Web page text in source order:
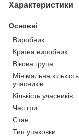
Характеристики
Основні
Виробник
Країна виробник
Вікова група
Мінімальна кількість
учасників
Кількість учасників
Час гри
Стан
Тип упаковки